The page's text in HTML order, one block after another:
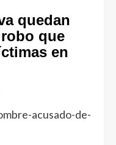
quedan
que
en